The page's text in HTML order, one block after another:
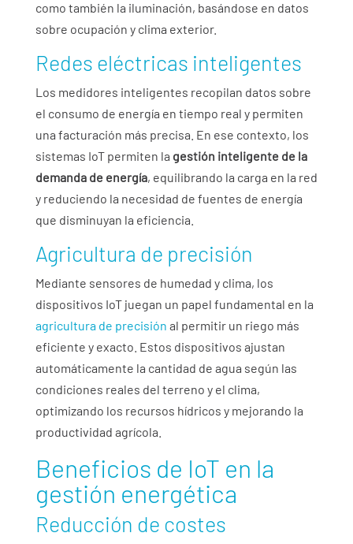
como también la iluminación, basándose en datos
sobre ocupación y clima exterior.
Redes eléctricas inteligentes
Los medidores inteligentes recopilan datos sobre
el consumo de energía en tiempo real y permiten
una facturación más precisa. En ese contexto, los
sistemas IoT permiten la gestión inteligente de la
demanda de energía, equilibrando la carga en la red
y reduciendo la necesidad de fuentes de energía
que disminuyan la eficiencia.
Agricultura de precisión
Mediante sensores de humedad y clima, los
dispositivos IoT juegan un papel fundamental en la
agricultura de precisión al permitir un riego más
eficiente y exacto. Estos dispositivos ajustan
automáticamente la cantidad de agua según las
condiciones reales del terreno y el clima,
optimizando los recursos hídricos y mejorando la
productividad agrícola.
Beneficios de IoT en la
gestión energética
Reducción de costes